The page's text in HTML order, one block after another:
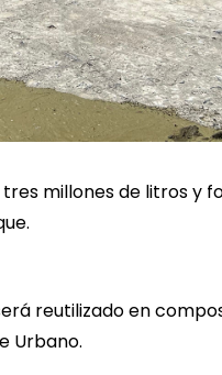
millones de litros y
reutilizado en
Urbano.